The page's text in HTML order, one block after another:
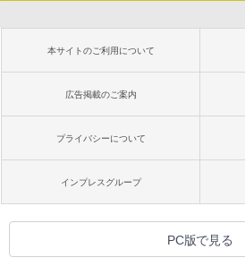
本サイトのご利用について
広告掲載のご案内
プライバシーについて
インプレスグループ
PC版で見る